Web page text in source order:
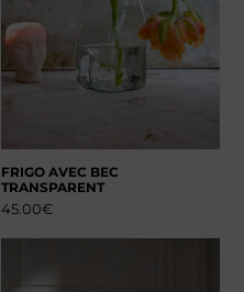
FRIGO AVEC BEC
TRANSPARENT
45.00€